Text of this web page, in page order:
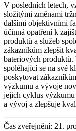
V posledních letech,
složitými změnami
dalšími objektivními
účinná opatření k
produktů a služeb
zákazníkům zlepšit
bateriových produktů.
spoléhající se na své
poskytovat
výzkumu a vývoje
jejich cyklus
a vývoj a zlepšuje
Čas zveřejnění: 21.